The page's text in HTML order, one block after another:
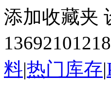
添加收藏夹
料|热门库存|